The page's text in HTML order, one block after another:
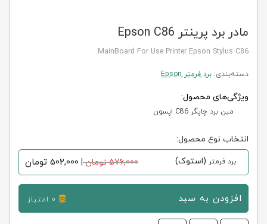
مادر برد پرینتر Epson C86
MainBoard For Use Printer Epson Stylus C86
دسته‌بندی: برد فرمتر Epson
ویژگی‌های محصول:
مین برد چاپگر C86 اپسون
انتخاب نوع محصول:
برد فرمتر (استوک) 576,000 تومان |
502,000 تومان
افزودن به سبد